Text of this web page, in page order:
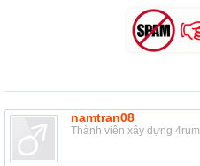
namtran08
Thành viên xây dựng 4rum